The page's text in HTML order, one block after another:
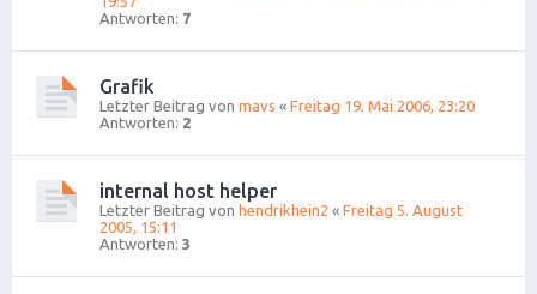
Antworten: 7
Grafik
Letzter Beitrag von mavs « Freitag 19. Mai 2006, 23:20
Antworten: 2
internal host helper
Letzter Beitrag von hendrikhein2 « Freitag 5. August
2005, 15:11
Antworten: 3